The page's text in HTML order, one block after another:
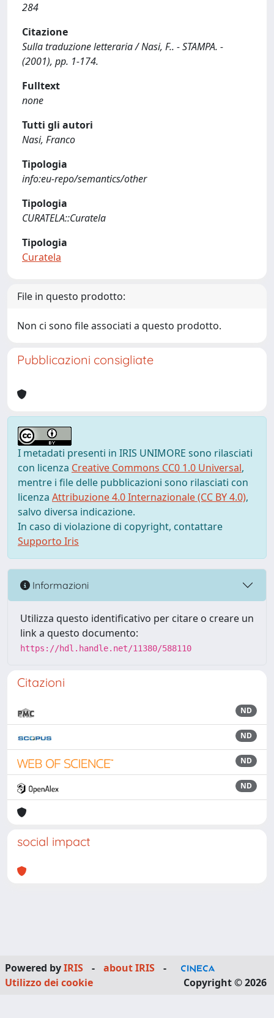
284
Citazione
Sulla traduzione letteraria / Nasi, F.. - STAMPA. -
(2001), pp. 1-174.
Fulltext
none
Tutti gli autori
Nasi, Franco
Tipologia
info:eu-repo/semantics/other
Tipologia
CURATELA::Curatela
Tipologia
Curatela
File in questo prodotto:
Non ci sono file associati a questo prodotto.
Pubblicazioni consigliate
I metadati presenti in IRIS UNIMORE sono rilasciati
con licenza Creative Commons CC0 1.0 Universal,
mentre i file delle pubblicazioni sono rilasciati con
licenza Attribuzione 4.0 Internazionale (CC BY 4.0),
salvo diversa indicazione.
In caso di violazione di copyright, contattare
Supporto Iris
Informazioni
Utilizza questo identificativo per citare o creare un
link a questo documento:
https://hdl.handle.net/11380/588110
Citazioni
ND
ND
ND
ND
social impact
Powered byIRIS - about IRIS
-
Utilizzo dei cookie
Copyright © 2026